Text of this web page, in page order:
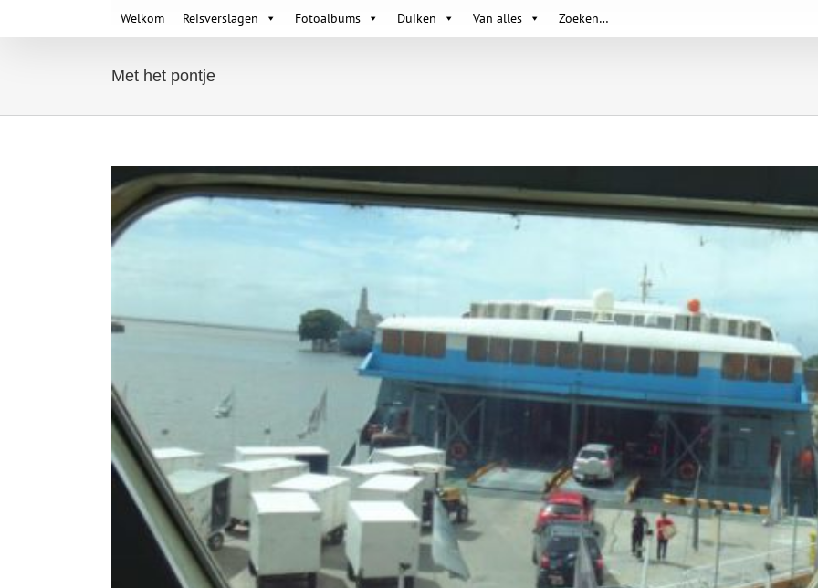
content
Welkom Reisverslagen Fotoalbums Duiken Van alles Zoeken…
Met het pontje
Larger
Image